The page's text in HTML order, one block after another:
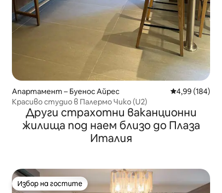
Апартамент – Буенос Айрес Средна
4,99 (184)
Красиво студио в Палермо Чико (U2)
Други страхотни ваканционни
жилища под наем близо до Плаза
Италия
Избор на гостите
Избор на гостите